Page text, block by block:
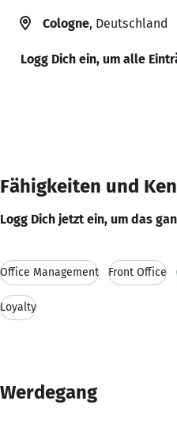
Cologne, Deutschland
Logg Dich ein, um alle
Fähigkeiten und
Logg Dich jetzt ein, um das
Office Management Front Office
Loyalty
Werdegang